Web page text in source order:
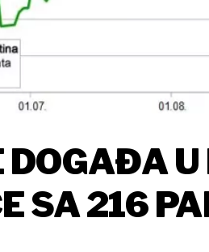
DOGAĐA
SA 216